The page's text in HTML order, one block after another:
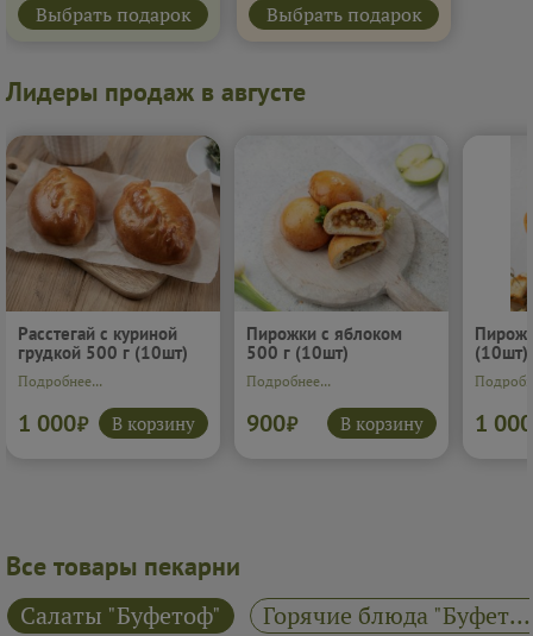
Выбрать подарок Выбрать подарок
Лидеры продаж в августе
Расстегай с куриной
грудкой 500 г (10шт)
Подробнее...
1 000₽ В корзину
Пирожки с яблоком
500 г (10шт)
Подробнее...
900₽ В корзину
(10шт)
1 000
Все товары пекарни
Салаты "Буфетоф" Горячие блюда "Буфетоф"